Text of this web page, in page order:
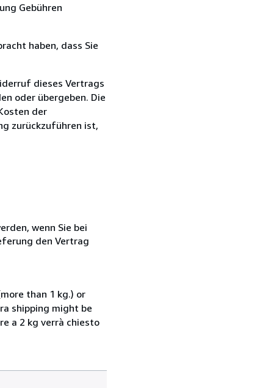
Gebühren
haben, dass Sie
dieses Vertrags
oder übergeben. Die
der
zurückzuführen ist,
wenn Sie bei
den Vertrag
than 1 kg.) or
shipping might be
a 2 kg verrà chiesto